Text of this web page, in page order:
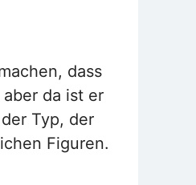
dass
da ist er
Typ, der
Figuren.